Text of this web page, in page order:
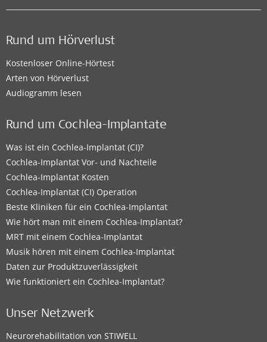
Rund um Hörverlust
Kostenloser Online-Hörtest
Arten von Hörverlust
Audiogramm lesen
Rund um Cochlea-Implantate
Was ist ein Cochlea-Implantat (CI)?
Cochlea-Implantat Vor- und Nachteile
Cochlea-Implantat Kosten
Cochlea-Implantat (CI) Operation
Beste Kliniken für ein Cochlea-Implantat
Wie hört man mit einem Cochlea-Implantat?
MRT mit einem Cochlea-Implantat
Musik hören mit einem Cochlea-Implantat
Daten zur Produktzuverlässigkeit
Wie funktioniert ein Cochlea-Implantat?
Unser Netzwerk
Neurorehabilitation von STIWELL